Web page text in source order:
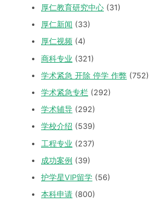
厚仁教育研究中心 (31)
厚仁新闻 (33)
厚仁视频 (4)
商科专业 (321)
学术紧急 开除 停学 作弊 (752)
学术紧急专栏 (292)
学术辅导 (292)
学校介绍 (539)
工程专业 (237)
成功案例 (39)
护学星VIP留学 (56)
本科申请 (800)